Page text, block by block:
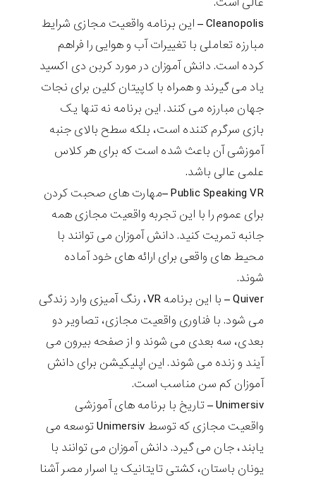
Cleanopolis– این برنامه واقعیت مجازی شرایط
مبارزه تعاملی با تغییرات آب و هوایی را فراهم
کرده است. دانش آموزان در مورد کربن دی اکسید
یاد می گیرند و همراه با کاپیتان کلین برای نجات
جهان مبارزه می کنند. این برنامه نه تنها یک
بازی سرگرم کننده است، بلکه سطح بالای جنبه
آموزشی آن باعث شده است که برای هر کلاس
علمی عالی باشد.
Public Speaking VR–مهارت های صحبت کردن
برای عموم را با این تجربه واقعیت مجازی همه
جانبه تمریت کنید. دانش آموزان می توانند با
محیط های واقعی برای ارائه های خود آماده
شوند.
Quiver– با این برنامه VR، رنگ آمیزی وارد زندگی
می شود. با فناوری واقعیت مجازی، تصاویر دو
بعدی، سه بعدی می شوند و از صفحه بیرون می
آیند و زنده می شوند. این اپلیکیشن برای دانش
آموزان کم سن مناسب است.
Unimersiv– تاریخ با برنامه های آموزشی
واقعیت مجازی که توسط Unimersivتوسعه می
یابند، جان می گیرد. دانش آموزان می توانند با
یونان باستان، کشتی تایتانیک یا اسرار مصر آشنا